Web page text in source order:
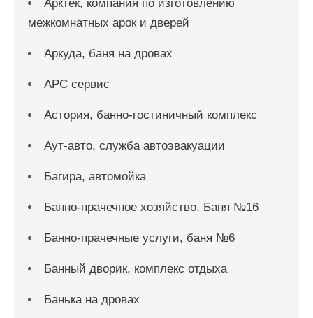
Арктек, компания по изготовлению
межкомнатных арок и дверей
Аркуда, баня на дровах
АРС сервис
Астория, банно-гостиничный комплекс
Аут-авто, служба автоэвакуации
Багира, автомойка
Банно-прачечное хозяйство, Баня №16
Банно-прачечные услуги, баня №6
Банный дворик, комплекс отдыха
Банька на дровах